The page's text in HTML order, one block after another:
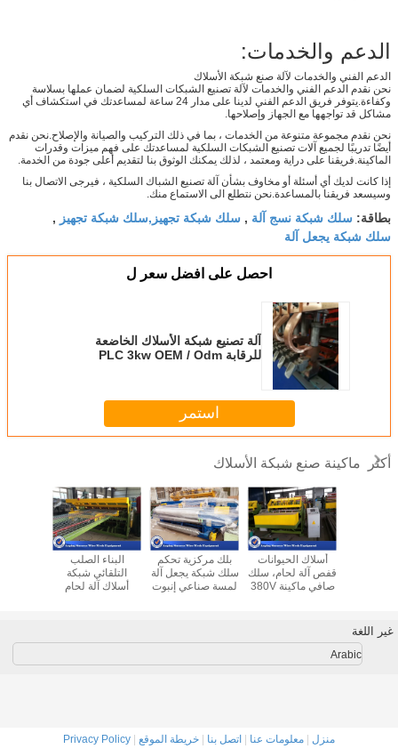
الدعم والخدمات:
الدعم الفني والخدمات لآلة صنع شبكة الأسلاك
نحن نقدم الدعم الفني والخدمات لآلة تصنيع الشبكات السلكية لضمان عملها بسلاسة
وكفاءة.يتوفر فريق الدعم الفني لدينا على مدار 24 ساعة لمساعدتك في استكشاف أي
مشاكل قد تواجهها مع الجهاز وإصلاحها.
نحن نقدم مجموعة متنوعة من الخدمات ، بما في ذلك التركيب والصيانة والإصلاح.نحن نقدم
أيضًا تدريبًا لجميع آلات تصنيع الشبكات السلكية لمساعدتك على فهم ميزات وقدرات
الماكينة.فريقنا على دراية ومعتمد ، لذلك يمكنك الوثوق بنا لتقديم أعلى جودة من الخدمة.
إذا كانت لديك أي أسئلة أو مخاوف بشأن آلة تصنيع الشباك السلكية ، فيرجى الاتصال بنا
وسيسعد فريقنا بالمساعدة.نحن نتطلع الى الاستماع منك.
بطاقة: سلك شبكة نسج آلة , سلك شبكة تجهيز,سلك شبكة تجهيز ,
سلك شبكة يجعل آلة
احصل على افضل سعر ل
آلة تصنيع شبكة الأسلاك الخاضعة
للرقابة PLC 3kw OEM / Odm
استمر
أكثر ماكينة صنع شبكة الأسلاك
البناء الصلب
التلقائي شبكة
أسلاك آلة لحام
بلك مركزية تحكم
سلك شبكة يجعل آلة
لمسة صناعي إنبوت
أسلاك الحيوانات
قفص آلة لحام، سلك
صافي ماكينة 380V
غير اللغة
Arabic
منزل | معلومات عنا | اتصل بنا | خريطة الموقع |
Privacy Policy